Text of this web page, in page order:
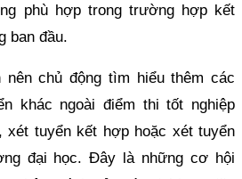
phù hợp trong trường hợp kết
ban đầu.
chủ động tìm hiểu thêm các
khác ngoài điểm thi tốt nghiệp
xét tuyển kết hợp hoặc xét tuyển
đại học. Đây là những cơ hội